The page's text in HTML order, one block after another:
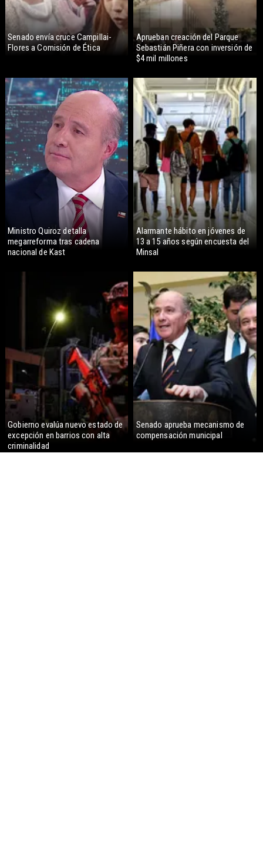
Senado envía cruce Campillai-
Flores a Comisión de Ética
Aprueban creación del Parque
Sebastián Piñera con inversión de
$4 mil millones
Ministro Quiroz detalla
megarreforma tras cadena
nacional de Kast
Alarmante hábito en jóvenes de
13 a 15 años según encuesta del
Minsal
Gobierno evalúa nuevo estado de
excepción en barrios con alta
criminalidad
Senado aprueba mecanismo de
compensación municipal